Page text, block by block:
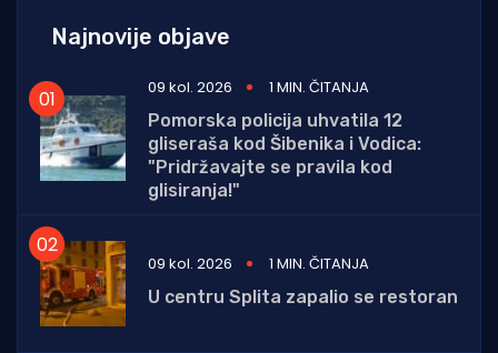
Najnovije objave
09 kol. 2026
1 MIN. ČITANJA
Pomorska policija uhvatila 12
gliseraša kod Šibenika i Vodica:
"Pridržavajte se pravila kod
glisiranja!"
09 kol. 2026
1 MIN. ČITANJA
U centru Splita zapalio se restoran